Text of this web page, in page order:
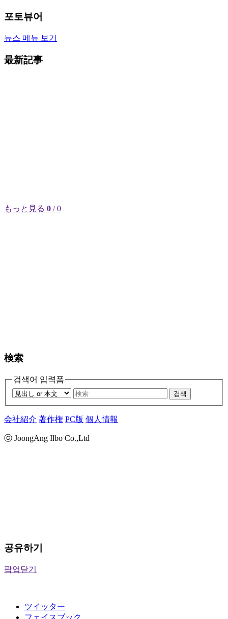
포토뷰어
뉴스 메뉴 보기
最新記事
もっと見る 0 / 0
検索
검색어 입력폼
검색
会社紹介 著作権 PC版 個人情報
ⓒ JoongAng Ilbo Co.,Ltd
공유하기
팝업닫기
ツイッター
フェイスブック